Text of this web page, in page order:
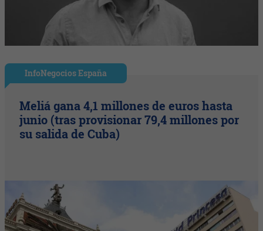
InfoNegocios España
Meliá gana 4,1 millones de euros hasta
junio (tras provisionar 79,4 millones por
su salida de Cuba)